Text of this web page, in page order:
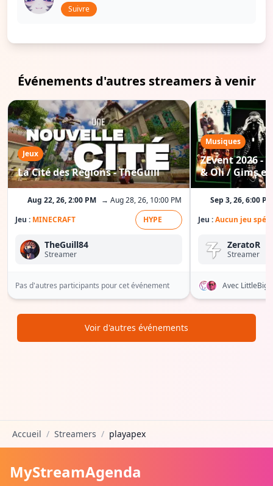
Suivre
Événements d'autres streamers à venir
Jeux
La Cité des Régions - TheGuill
Aug 22, 26, 2:00 PM → Aug 28, 26, 10:00 PM
Jeu : MINECRAFT HYPE
TheGuill84
Streamer
Pas d'autres participants pour cet événement
Musiques
ZEvent 2026 -
& Oli / Gims
Sep 3, 26, 6:00 PM
Jeu :Aucun jeu
ZeratoR
Streamer
Avec
Voir d'autres événements
Accueil / Streamers / playapex
MyStreamAgenda